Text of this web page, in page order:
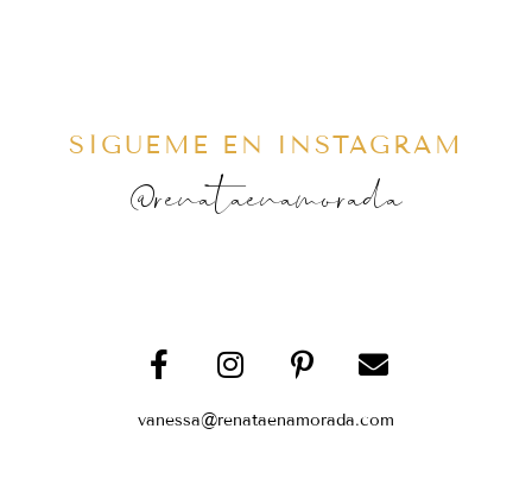
SÍGUEME EN INSTAGRAM
@renataenamorada
vanessa@renataenamorada.com